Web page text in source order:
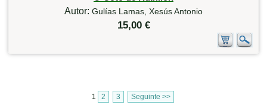
Autor: Gulías Lamas, Xesús Antonio
15,00 €
1 2 3 Seguinte >>